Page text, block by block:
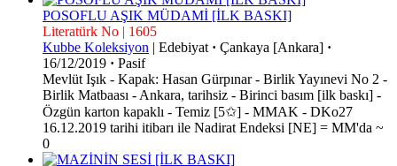
POSOFLU AŞIK MÜDAMİ [İLK BASKI]
Literatürk No | 1605
Kubbe Koleksiyon | Edebiyat · Çankaya [Ankara] ·
16/12/2019 · Pasif
Mevlüt Işık - Kapak: Hasan Gürpınar - Birlik Yayınevi No 2 -
Birlik Matbaası - Ankara, tarihsiz - Birinci basım [ilk baskı] -
Özgün karton kapaklı - Temiz [5✩] - MMAK - DKo27
16.12.2019 tarihi itibarı ile Nadirat Endeksi [NE] = MM'da ~
0